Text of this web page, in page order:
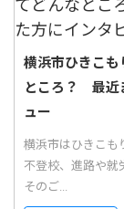
横浜市ひきこも
ところ？ 最近
ュー
横浜市はひきこも
不登校、進路や就
そのご...